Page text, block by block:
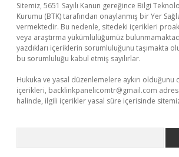
Sitemiz, 5651 Sayılı Kanun gereğince Bilgi
Kurumu (BTK) tarafından onaylanmış bir Yer
vermektedir. Bu nedenle, sitedeki içerikleri
veya araştırma yükümlülüğümüz
yazdıkları içeriklerin sorumluluğunu taşımakta
bu sorumluluğu kabul etmiş sayılırlar.
Hukuka ve yasal düzenlemelere aykırı olduğunu
içerikleri, backlinkpanelicomtr@gmail.com
halinde, ilgili içerikler yasal süre içerisinde